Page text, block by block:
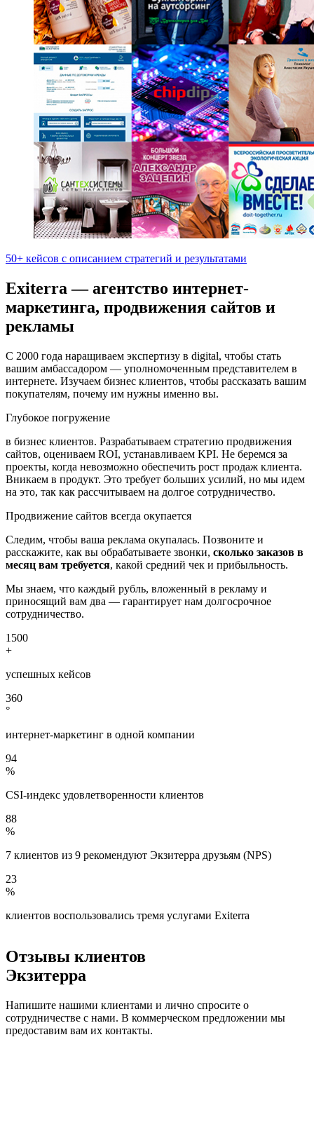
50+ кейсов с описанием стратегий и результатами
Exiterra — агентство интернет-
маркетинга, продвижения сайтов и
рекламы
С 2000 года наращиваем экспертизу в digital, чтобы стать
вашим амбассадором — уполномоченным представителем в
интернете. Изучаем бизнес клиентов, чтобы рассказать вашим
покупателям, почему им нужны именно вы.
Глубокое погружение
в бизнес клиентов. Разрабатываем стратегию продвижения
сайтов, оцениваем ROI, устанавливаем KPI. Не беремся за
проекты, когда невозможно обеспечить рост продаж клиента.
Вникаем в продукт. Это требует больших усилий, но мы идем
на это, так как рассчитываем на долгое сотрудничество.
Продвижение сайтов всегда окупается
Следим, чтобы ваша реклама окупалась. Позвоните и
расскажите, как вы обрабатываете звонки, сколько заказов в
месяц вам требуется, какой средний чек и прибыльность.
Мы знаем, что каждый рубль, вложенный в рекламу и
приносящий вам два — гарантирует нам долгосрочное
сотрудничество.
1500
+
успешных кейсов
360
°
интернет-маркетинг в одной компании
94
%
CSI-индекс удовлетворенности клиентов
88
%
7 клиентов из 9 рекомендуют Экзитерра друзьям (NPS)
23
%
клиентов воспользовались тремя услугами Exiterra
Отзывы клиентов
Экзитерра
Напишите нашими клиентами и лично спросите о
сотрудничестве с нами. В коммерческом предложении мы
предоставим вам их контакты.